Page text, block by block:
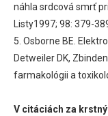
náhla srdcová smrť
Listy1997; 98: 379-
5. Osborne BE.
Detweiler DK,
farmakológii a
V citáciách za